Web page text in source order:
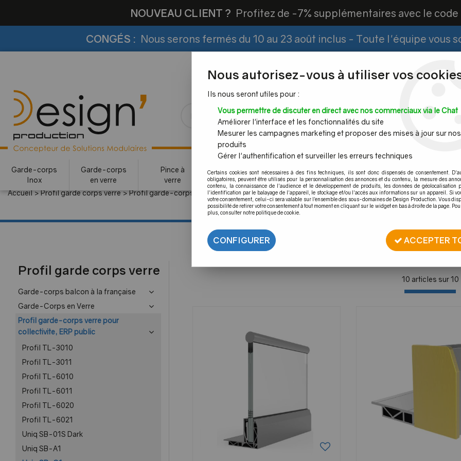
NOUVEAU CLIENT ? Profitez de -7% supplémentaires avec le
CONGÉS : Nous serons fermés du 10 au 23 août inclus - Toute l'équipe vous
Espace PRO
Garde-corps
Inox
Garde-corps
en verre
Pince à
verre
Mains
courantes
Tubes et
barres inox
Câble inox &
filet inox
pour
Accueil>Profil garde corps verre>Profil garde-corps verre pour collectivite, ERP public >Uniq SB-O1
Uniq SB-O1
Profil garde corps verre
Garde-corps balcon à la française
Garde-Corps en Verre
Profil garde-corps verre pour
collectivite, ERP public
Profil TL-3010
Profil TL-3011
Profil TL-6010
Profil TL-6011
Profil TL-6020
Profil TL-6021
Uniq SB-01S Dark
Uniq SB-A1
10 articles sur10
Nous autorisez-vous à utiliser vos
Ils nous seront utiles pour :
Vous permettre de discuter en direct avec nos commerciaux via le Chat
Améliorer l'interface et les fonctionnalités du site
Mesurer les campagnes marketing et proposer des mises à jour sur nos
produits
Gérer l'authentification et surveiller les erreurs techniques
Certains cookies sont nécessaires à des fins techniques, ils sont donc dispensés de consentement.
obligatoires, peuvent être utilisés pour la personnalisation des annonces et du contenu, la mesure des
contenu, la connaissance de l'audience et le développement de produits, les données de géolocalisation
l'identification par le balayage de l'appareil, le stockage et/ou l'accès aux informations sur un appareil. Si
votre consentement, celui-ci sera valable sur l’ensemble des sous-domaines de Design Production. Vous
possibilité de retirer votre consentement à tout moment en cliquant sur le widget en bas à droite de la page.
plus, consulter notre politique de cookie.
CONFIGURER ACCEPTER